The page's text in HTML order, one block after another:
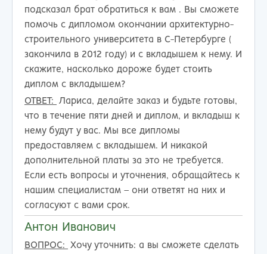
подсказал брат обратиться к вам . Вы сможете
помочь с дипломом окончании архитектурно-
строительного университета в С-Петербурге (
закончила в 2012 году) и с вкладышем к нему. И
скажите, насколько дороже будет стоить
диплом с вкладышем?
ОТВЕТ:
Лариса, делайте заказ и будьте готовы,
что в течение пяти дней и диплом, и вкладыш к
нему будут у вас. Мы все дипломы
предоставляем с вкладышем. И никакой
дополнительной платы за это не требуется.
Если есть вопросы и уточнения, обращайтесь к
нашим специалистам – они ответят на них и
согласуют с вами срок.
Антон Иванович
ВОПРОС:
Хочу уточнить: а вы сможете сделать